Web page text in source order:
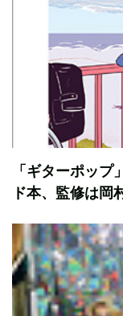
「ギターポッ
ド本、監修は岡